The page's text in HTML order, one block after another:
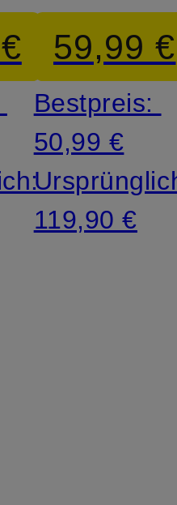
TILLAA
59,99 €
Bestpreis:
50,99 €
119,90 €